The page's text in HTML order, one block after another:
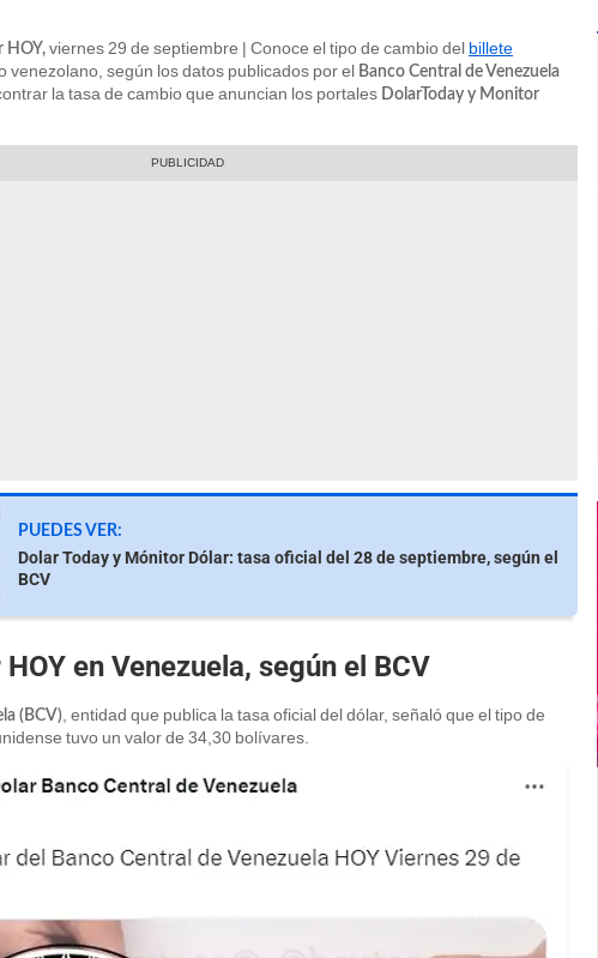
HOY, viernes 29 de septiembre | Conoce el tipo de cambio del billete
venezolano, según los datos publicados por el Banco Central de Venezuela
la tasa de cambio que anuncian los portales DolarToday y Monitor
PUEDES VER:
Dolar Today y Mónitor Dólar: tasa oficial del 28 de septiembre, según el
BCV
en Venezuela, según el BCV
(BCV), entidad que publica la tasa oficial del dólar, señaló que el tipo de
tuvo un valor de 34,30 bolívares.